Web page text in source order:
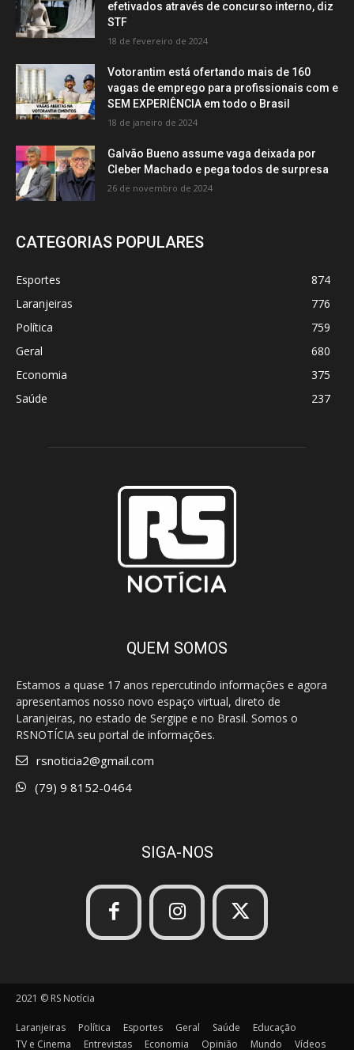
efetivados através de concurso interno, diz
STF
18 de fevereiro de 2024
Votorantim está ofertando mais de 160
vagas de emprego para profissionais com e
SEM EXPERIÊNCIA em todo o Brasil
18 de janeiro de 2024
Galvão Bueno assume vaga deixada por
Cleber Machado e pega todos de surpresa
26 de novembro de 2024
CATEGORIAS POPULARES
Esportes
874
Laranjeiras
776
Política
759
Geral
680
Economia
375
Saúde
237
QUEM SOMOS
Estamos a quase 17 anos repercutindo informações e agora
apresentamos nosso novo espaço virtual, direto de
Laranjeiras, no estado de Sergipe e no Brasil. Somos o
RSNOTÍCIA seu portal de informações.
rsnoticia2@gmail.com
(79) 9 8152-0464
SIGA-NOS
2021 © RS Notícia
Laranjeiras Política Esportes Geral Saúde
Educação
TV e Cinema
Entrevistas Economia Opinião Mundo Vídeos